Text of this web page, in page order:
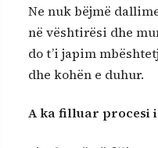
Ne nuk bëjmë
në vështirësi dhe
do t’i japim
dhe kohën e duhur.
A ka filluar procesi